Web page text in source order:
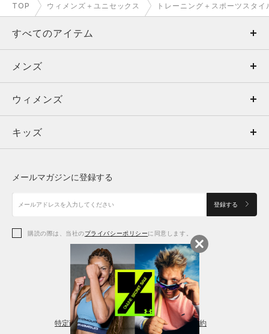
TOP ウィメンズ＋ユニセックス トレーニング＋スポーツスタイ
すべてのアイテム
メンズ
ウィメンズ
キッズ
アクセサリー
メンズ
トップス
ボトムス
アクセサリー
ウィメンズ
トップス
シューズ
アクセサリー
レギンス＆タイツ
キッズ
シューズ
メールマガジンに登録する
登録する
購読の際は、当社のプライバシーポリシーに同意します。
特定商取引法に基づく通販の表記 会員規約